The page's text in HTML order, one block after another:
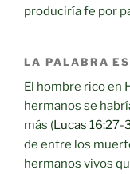
produciría fe por
LA PALABRA
El hombre rico en
hermanos se
más (Lucas 16:27-
de entre los
hermanos vivos